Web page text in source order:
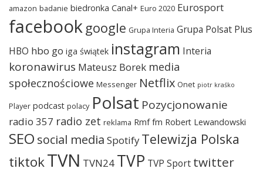
amazon badanie biedronka Canal+ Euro 2020 Eurosport
facebook google Grupa Interia Grupa Polsat Plus
HBO hbo go iga świątek instagram Interia
koronawirus Mateusz Borek media
społecznościowe Messenger Netflix Onet piotr kraśko
Player podcast polacy Polsat Pozycjonowanie
radio 357 radio zet reklama Rmf fm Robert Lewandowski
SEO social media Spotify Telewizja Polska
tiktokTVN TVN24 TVP TVP Sport twitter